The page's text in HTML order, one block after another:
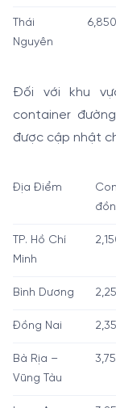
Thái
Nguyên
Đối với khu
container
được cập nhật
Địa Điểm
TP. Hồ Chí
Minh
Bình Dương
Đồng Nai
Bà Rịa –
Vũng Tàu